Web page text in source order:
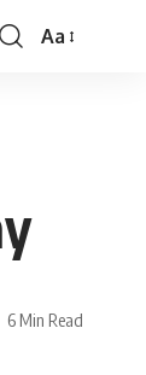
Aa
6 Min Read